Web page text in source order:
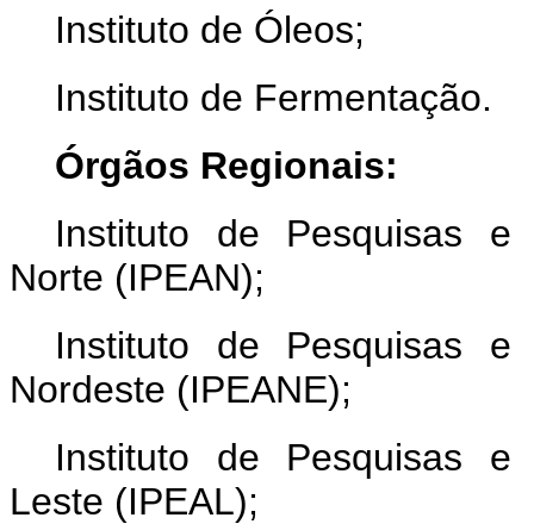
Instituto de Óleos;
Instituto de Fermentação.
Órgãos Regionais:
Instituto de Pesquisas e
Norte (IPEAN);
Instituto de Pesquisas e
Nordeste (IPEANE);
Instituto de Pesquisas e
Leste (IPEAL);